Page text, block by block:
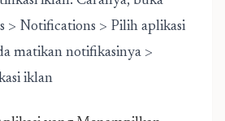
> Notifications > Pilih aplikasi
matikan notifikasinya >
iklan